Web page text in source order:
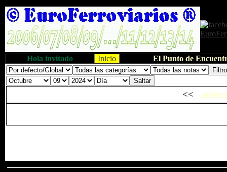
Hola invitado Inicio El Punto de
<<